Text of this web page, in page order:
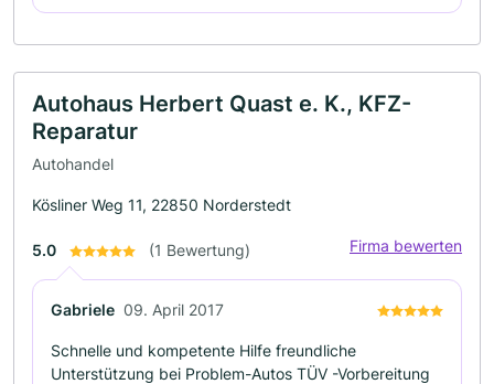
Autohaus Herbert Quast e. K., KFZ-
Reparatur
Autohandel
Kösliner Weg 11, 22850 Norderstedt
5.0 (1 Bewertung) Firma bewerten
Gabriele 09. April 2017
Schnelle und kompetente Hilfe freundliche
Unterstützung bei Problem-Autos TÜV -Vorbereitung